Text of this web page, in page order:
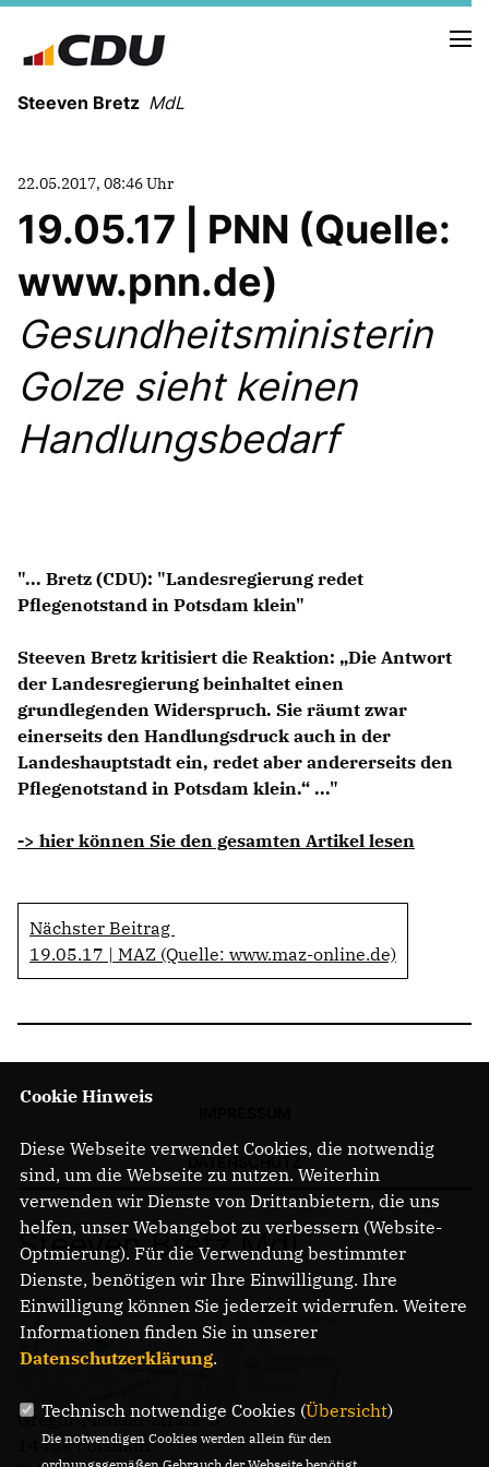
Steeven Bretz MdL
VITA
WAHLKREISBESUCHE
PRESSEFOTOS
MEIN BÜRGERBÜRO
MEIN WAHLKREIS
ZIELE
CDU Deutschland
CDU Brandenburg
CDU Potsdam
22.05.2017, 08:46 Uhr
19.05.17 | PNN (Quelle:
www.pnn.de)
Gesundheitsministerin
Golze sieht keinen
Handlungsbedarf
"... Bretz (CDU): "Landesregierung redet
Pflegenotstand in Potsdam klein"
Steeven Bretz kritisiert die Reaktion: „Die Antwort
der Landesregierung beinhaltet einen
grundlegenden Widerspruch. Sie räumt zwar
einerseits den Handlungsdruck auch in der
Landeshauptstadt ein, redet aber andererseits den
Pflegenotstand in Potsdam klein.“ ..."
-> hier können Sie den gesamten Artikel lesen
Nächster Beitrag
19.05.17 | MAZ (Quelle: www.maz-online.de)
Steeven Bretz MdL
Gregor-Mendel-Straße 3
14469 Potsdam
Cookie Hinweis
Diese Webseite verwendet Cookies, die notwendig
sind, um die Webseite zu nutzen. Weiterhin
verwenden wir Dienste von Drittanbietern, die uns
helfen, unser Webangebot zu verbessern (Website-
Optmierung). Für die Verwendung bestimmter
Dienste, benötigen wir Ihre Einwilligung. Ihre
Einwilligung können Sie jederzeit widerrufen. Weitere
Informationen finden Sie in unserer
Datenschutzerklärung.
Technisch notwendige Cookies (Übersicht)
Die notwendigen Cookies werden allein für den